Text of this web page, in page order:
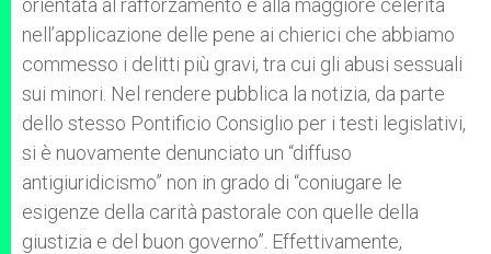
orientata al rafforzamento e alla maggiore celerità
nell’applicazione delle pene ai chierici che abbiamo
commesso i delitti più gravi, tra cui gli abusi sessuali
sui minori. Nel rendere pubblica la notizia, da parte
dello stesso Pontificio Consiglio per i testi legislativi,
si è nuovamente denunciato un “diffuso
antigiuridicismo” non in grado di “coniugare le
esigenze della carità pastorale con quelle della
giustizia e del buon governo”. Effettivamente,